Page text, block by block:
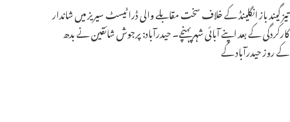
تیز گیند باز انگلینڈ کے خلاف سخت مقابلے والی ڈرا ٹیسٹ سیریز میں شاندار
کارکردگی کے بعد اپنے آبائی شہر پہنچے۔ حیدرآباد: پرجوش شائقین نے بدھ
کے روز حیدرآباد کے